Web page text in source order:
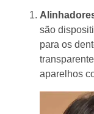
são
para os
aparelhos